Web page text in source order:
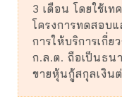
3 เดือน โดยใช้เ
โครงการทดสอบ
การให้บริการเกี่
ก.ล.ต. ถือเป็นธน
ขายหุ้นกู้สกุลเงิน